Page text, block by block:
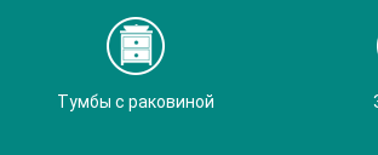
Тумбы с раковиной